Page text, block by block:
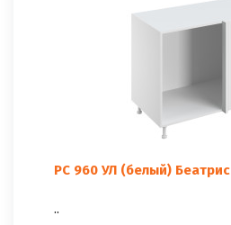
РС 960 УЛ (белый) Беатрис
..